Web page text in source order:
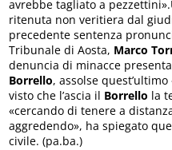
avrebbe tagliato a
ritenuta non veritiera dal
precedente sentenza
Tribunale di Aosta, Marco
denuncia di minacce
Borrello, assolse
visto che l’ascia il Borrello la
«cercando di tenere a
aggredendo», ha spiegato
civile. (pa.ba.)